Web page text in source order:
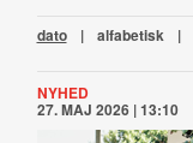
dato | alfabetisk |
NYHED
27. MAJ 2026 | 13:10